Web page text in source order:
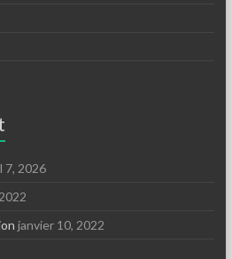
7, 2026
janvier 10, 2022